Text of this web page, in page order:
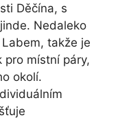
Děčína, s
Nedaleko
takže je
pro místní páry,
okolí.